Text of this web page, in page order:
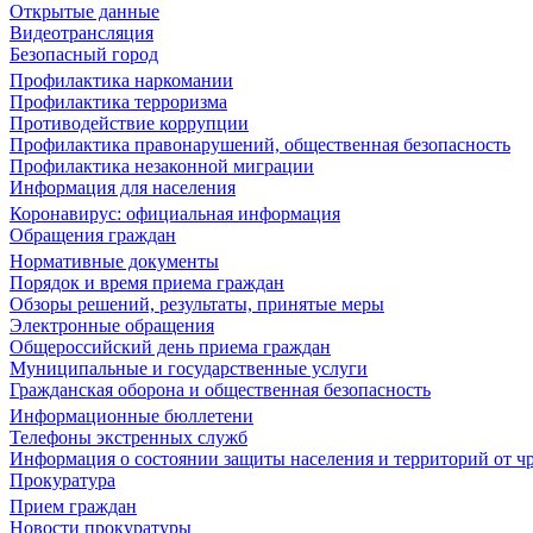
Открытые данные
Видеотрансляция
Безопасный город
Профилактика наркомании
Профилактика терроризма
Противодействие коррупции
Профилактика правонарушений, общественная безопасность
Профилактика незаконной миграции
Информация для населения
Коронавирус: официальная информация
Обращения граждан
Нормативные документы
Порядок и время приема граждан
Обзоры решений, результаты, принятые меры
Электронные обращения
Общероссийский день приема граждан
Муниципальные и государственные услуги
Гражданская оборона и общественная безопасность
Информационные бюллетени
Телефоны экстренных служб
Информация о состоянии защиты населения и территорий от
Прокуратура
Прием граждан
Новости прокуратуры